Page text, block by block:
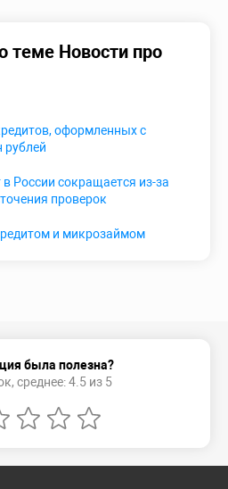
теме Новости про
оформленных с
России сокращается из-за
проверок
и микрозаймом
была полезна?
среднее: 4.5 из 5